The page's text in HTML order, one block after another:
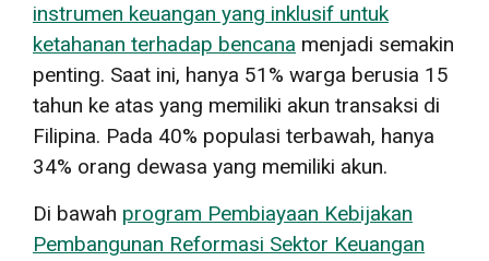
instrumen keuangan yang inklusif untuk
ketahanan terhadap bencana menjadi semakin
penting. Saat ini, hanya 51% warga berusia 15
tahun ke atas yang memiliki akun transaksi di
Filipina. Pada 40% populasi terbawah, hanya
34% orang dewasa yang memiliki akun.
Di bawah program Pembiayaan Kebijakan
Pembangunan Reformasi Sektor Keuangan